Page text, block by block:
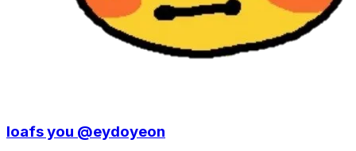
loafs you @eydoyeon